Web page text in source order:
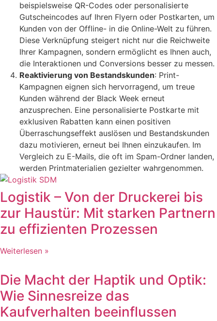
beispielsweise QR-Codes oder personalisierte
Gutscheincodes auf Ihren Flyern oder Postkarten, um
Kunden von der Offline- in die Online-Welt zu führen.
Diese Verknüpfung steigert nicht nur die Reichweite
Ihrer Kampagnen, sondern ermöglicht es Ihnen auch,
die Interaktionen und Conversions besser zu messen.
Reaktivierung von Bestandskunden: Print-
Kampagnen eignen sich hervorragend, um treue
Kunden während der Black Week erneut
anzusprechen. Eine personalisierte Postkarte mit
exklusiven Rabatten kann einen positiven
Überraschungseffekt auslösen und Bestandskunden
dazu motivieren, erneut bei Ihnen einzukaufen. Im
Vergleich zu E-Mails, die oft im Spam-Ordner landen,
werden Printmaterialien gezielter wahrgenommen.
Logistik – Von der Druckerei bis
zur Haustür: Mit starken Partnern
zu effizienten Prozessen
Weiterlesen »
Die Macht der Haptik und Optik:
Wie Sinnesreize das
Kaufverhalten beeinflussen